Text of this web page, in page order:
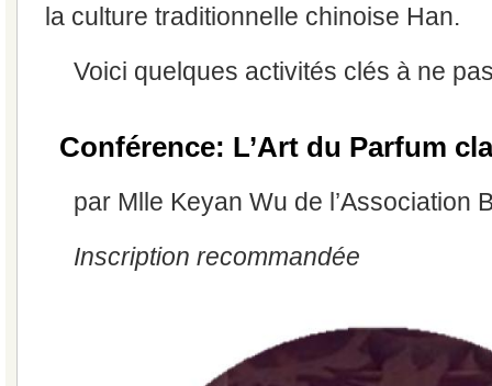
la culture traditionnelle chinoise Han.
Voici quelques activités clés à ne
Conférence: L’Art du Parfum
par Mlle Keyan Wu de l’Association
Inscription recommandée